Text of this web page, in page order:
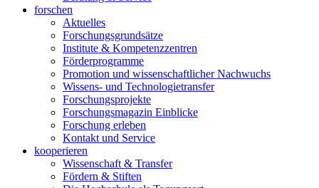
forschen
Aktuelles
Forschungsgrundsätze
Institute & Kompetenzzentren
Förderprogramme
Promotion und wissenschaftlicher Nachwuchs
Wissens- und Technologietransfer
Forschungsprojekte
Forschungsmagazin Einblicke
Forschung erleben
Kontakt und Service
kooperieren
Wissenschaft & Transfer
Fördern & Stiften